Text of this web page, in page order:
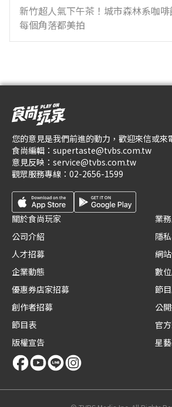
新竹超人氣下午茶！城市森林系咖
每個角落都美拍
您的意見是我們前進的動力，歡迎來信或來
食尚編輯： supertaste@tvbs.com.tw
意見反映： service@tvbs.com.tw
觀眾服務專線： 02-2656-1599
關於食尚玩家
公司介紹
人才招募
企業動態
優惠券店家招募
創作者招募
節目表
版權宣告
業
隱
網
數
節
公
官
星